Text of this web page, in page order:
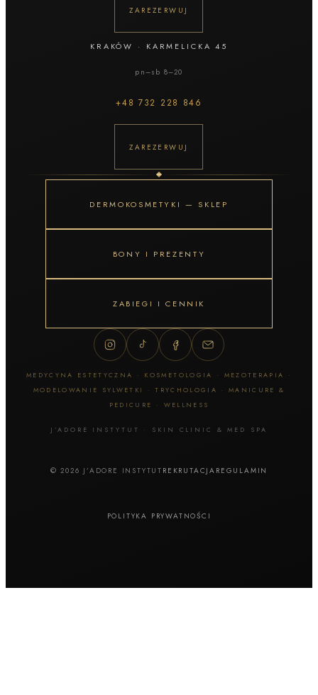
ZAREZERWUJ
KRAKÓW · KARMELICKA 45
pn–sb 8–20
+48732 228 846
ZAREZERWUJ
DERMOKOSMETYKI — SKLEP
BONY I PREZENTY
ZABIEGI I CENNIK
MEDYCYNA ESTETYCZNA · KOSMETOLOGIA · MEZOTERAPIA ·
MODELOWANIE SYLWETKI · TRYCHOLOGIA · MANICURE &
PEDICURE · WELLNESS
J’ADORE INSTYTUT · SKIN CLINIC & MED SPA
© 2026 J’ADORE INSTYTUT REKRUTACJA REGULAMIN
POLITYKA PRYWATNOŚCI